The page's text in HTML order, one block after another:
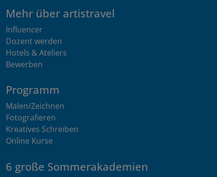
Mehr über artistravel
Influencer
Dozent werden
Hotels & Ateliers
Bewerben
Programm
Malen/Zeichnen
Fotografieren
Kreatives Schreiben
Online Kurse
6 große Sommerakademien